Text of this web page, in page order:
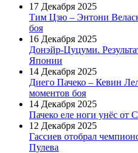
17 Декабря 2025
Тим Цзю – Энтони
боя
16 Декабря 2025
Донэйр-Цуцуми.
Японии
14 Декабря 2025
Диего Пачеко – Кевин
моментов боя
14 Декабря 2025
Пачеко еле ноги унёс от
12 Декабря 2025
Гассиев отобрал
Пулева